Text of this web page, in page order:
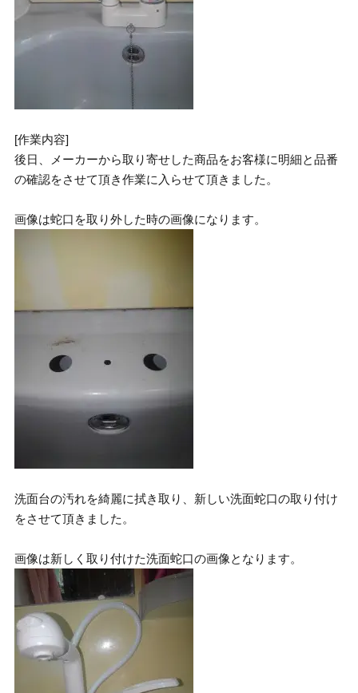
[作業内容]
後日、メーカーから取り寄せした商品をお客様に明細と品番
の確認をさせて頂き作業に入らせて頂きました。
画像は蛇口を取り外した時の画像になります。
洗面台の汚れを綺麗に拭き取り、新しい洗面蛇口の取り付け
をさせて頂きました。
画像は新しく取り付けた洗面蛇口の画像となります。